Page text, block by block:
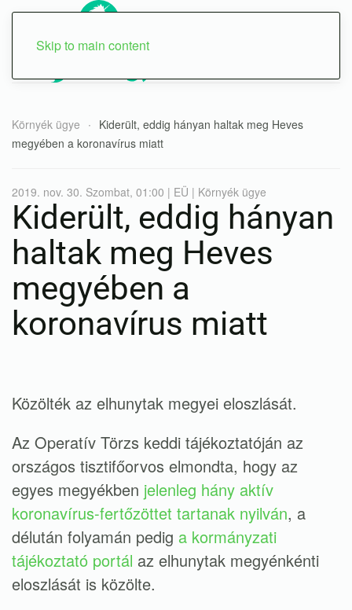
Skip to main content
Környék ügye
Kiderült, eddig hányan haltak meg Heves
megyében a koronavírus miatt
2019. nov. 30. Szombat, 01:00 | EÜ | Környék ügye
Kiderült, eddig hányan
haltak meg Heves
megyében a
koronavírus miatt
Közölték az elhunytak megyei eloszlását.
Az Operatív Törzs keddi tájékoztatóján az
országos tisztifőorvos elmondta, hogy az
egyes megyékben jelenleg hány aktív
koronavírus-fertőzöttet tartanak nyilván, a
délután folyamán pedig a kormányzati
tájékoztató portál az elhunytak megyénkénti
eloszlását is közölte.